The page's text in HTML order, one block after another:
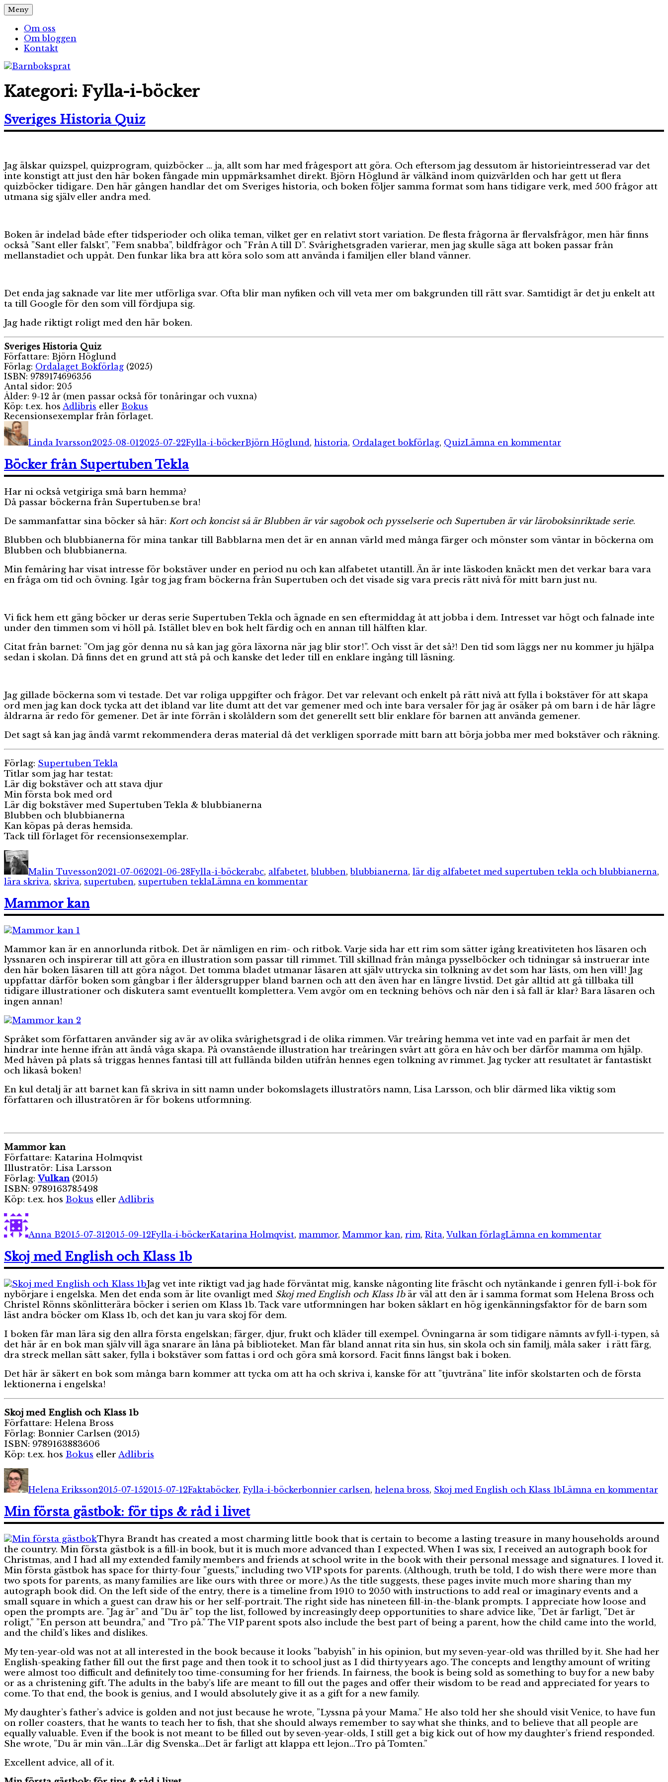
Hoppa
till
innehåll
Barnboksprat
– en blogg om barnböcker
Meny
Om oss
Om bloggen
Kontakt
Kategori: Fylla-i-böcker
Sveriges Historia Quiz
Jag älskar quizspel, quizprogram, quizböcker … ja, allt som har med frågesport att göra. Och eftersom jag dessutom är historieintresserad var det
inte konstigt att just den här boken fångade min uppmärksamhet direkt. Björn Höglund är välkänd inom quizvärlden och har gett ut flera
quizböcker tidigare. Den här gången handlar det om Sveriges historia, och boken följer samma format som hans tidigare verk, med 500 frågor att
utmana sig själv eller andra med.
Boken är indelad både efter tidsperioder och olika teman, vilket ger en relativt stort variation. De flesta frågorna är flervalsfrågor, men här finns
också ”Sant eller falskt”, ”Fem snabba”, bildfrågor och ”Från A till D”. Svårighetsgraden varierar, men jag skulle säga att boken passar från
mellanstadiet och uppåt. Den funkar lika bra att köra solo som att använda i familjen eller bland vänner.
Det enda jag saknade var lite mer utförliga svar. Ofta blir man nyfiken och vill veta mer om bakgrunden till rätt svar. Samtidigt är det ju enkelt att
ta till Google för den som vill fördjupa sig.
Jag hade riktigt roligt med den här boken.
Sveriges Historia Quiz
Författare: Björn Höglund
Förlag: Ordalaget Bokförlag (2025)
ISBN: 9789174696356
Antal sidor: 205
Ålder: 9-12 år (men passar också för tonåringar och vuxna)
Köp: t.ex. hos Adlibris eller Bokus
Recensionsexemplar från förlaget.
Linda Ivarsson2025-08-01 2025-07-22Fylla-i-böckerBjörn Höglund, historia, Ordalaget bokförlag, QuizLämna en kommentarHistoria
Böcker från Supertuben Tekla
Har ni också vetgiriga små barn hemma?
Då passar böckerna från Supertuben.se bra!
De sammanfattar sina böcker så här: Kort och koncist så är Blubben är vår sagobok och pysselserie och Supertuben är vår läroboksinriktade serie.
Blubben och blubbianerna för mina tankar till Babblarna men det är en annan värld med många färger och mönster som väntar in böckerna om
Blubben och blubbianerna.
Min femåring har visat intresse för bokstäver under en period nu och kan alfabetet utantill. Än är inte läskoden knäckt men det verkar bara vara
en fråga om tid och övning. Igår tog jag fram böckerna från Supertuben och det visade sig vara precis rätt nivå för mitt barn just nu.
Vi fick hem ett gäng böcker ur deras serie Supertuben Tekla och ägnade en sen eftermiddag åt att jobba i dem. Intresset var högt och falnade inte
under den timmen som vi höll på. Istället blev en bok helt färdig och en annan till hälften klar.
Citat från barnet: ”Om jag gör denna nu så kan jag göra läxorna när jag blir stor!”. Och visst är det så?! Den tid som läggs ner nu kommer ju hjälpa
sedan i skolan. Då finns det en grund att stå på och kanske det leder till en enklare ingång till läsning.
Jag gillade böckerna som vi testade. Det var roliga uppgifter och frågor. Det var relevant och enkelt på rätt nivå att fylla i bokstäver för att skapa
ord men jag kan dock tycka att det ibland var lite dumt att det var gemener med och inte bara versaler för jag är osäker på om barn i de här lägre
åldrarna är redo för gemener. Det är inte förrän i skolåldern som det generellt sett blir enklare för barnen att använda gemener.
Det sagt så kan jag ändå varmt rekommendera deras material då det verkligen sporrade mitt barn att börja jobba mer med bokstäver och räkning.
Förlag: Supertuben Tekla
Titlar som jag har testat:
Lär dig bokstäver och att stava djur
Min första bok med ord
Lär dig bokstäver med Supertuben Tekla & blubbianerna
Blubben och blubbianerna
Kan köpas på deras hemsida.
Tack till förlaget för recensionsexemplar.
Författare
Malin Tuvesson2021-07-062021-06-28Fylla-i-böckerabc, alfabetet,blubben,blubbianerna, lär dig alfabetet med supertuben tekla och blubbianerna,
lära skriva, skriva, supertuben, supertuben teklaLämna en kommentartill
Mammor kan
Mammor kan är en annorlunda ritbok. Det är nämligen en rim- och ritbok. Varje sida har ett rim som sätter igång kreativiteten hos läsaren och
lyssnaren och inspirerar till att göra en illustration som passar till rimmet. Till skillnad från många pysselböcker och tidningar så instruerar inte
den här boken läsaren till att göra något. Det tomma bladet utmanar läsaren att själv uttrycka sin tolkning av det som har lästs, om hen vill! Jag
uppfattar därför boken som gångbar i fler åldersgrupper bland barnen och att den även har en längre livstid. Det går alltid att gå tillbaka till
tidigare illustrationer och diskutera samt eventuellt komplettera. Vem avgör om en teckning behövs och när den i så fall är klar? Bara läsaren och
ingen annan!
Språket som författaren använder sig av är av olika svårighetsgrad i de olika rimmen. Vår treåring hemma vet inte vad en parfait är men det
hindrar inte henne ifrån att ändå våga skapa. På ovanstående illustration har treåringen svårt att göra en håv och ber därför mamma om hjälp.
Med håven på plats så triggas hennes fantasi till att fullända bilden utifrån hennes egen tolkning av rimmet. Jag tycker att resultatet är fantastiskt
och likaså boken!
En kul detalj är att barnet kan få skriva in sitt namn under bokomslagets illustratörs namn, Lisa Larsson, och blir därmed lika viktig som
författaren och illustratören är för bokens utformning.
Mammor kan
Författare: Katarina Holmqvist
Illustratör: Lisa Larsson
Förlag: Vulkan (2015)
ISBN: 9789163785498
Köp: t.ex. hos Bokus eller Adlibris
Författare
Anna B2015-07-312015-09-12Fylla-i-böckerKatarina Holmqvist, mammor, Mammor kan, rim, Rita, Vulkan förlagLämna en kommentarkan
Skoj med English och Klass 1b
Jag vet inte riktigt vad jag hade förväntat mig, kanske någonting lite fräscht och nytänkande i genren fyll-i-bok för
nybörjare i engelska. Men det enda som är lite ovanligt med Skoj med English och Klass 1bär väl att den är i samma format som Helena Bross och
Christel Rönns skönlitterära böcker i serien om Klass 1b. Tack vare utformningen har boken såklart en hög igenkänningsfaktor för de barn som
läst andra böcker om Klass 1b, och det kan ju vara skoj för dem.
I boken får man lära sig den allra första engelskan; färger, djur, frukt och kläder till exempel. Övningarna är som tidigare nämnts av fyll-i-typen, så
det här är en bok man själv vill äga snarare än låna på biblioteket. Man får bland annat rita sin hus, sin skola och sin familj, måla saker i rätt färg,
dra streck mellan sätt saker, fylla i bokstäver som fattas i ord och göra små korsord. Facit finns längst bak i boken.
Det här är säkert en bok som många barn kommer att tycka om att ha och skriva i, kanske för att ”tjuvträna” lite inför skolstarten och de första
lektionerna i engelska!
Skoj med English och Klass 1b
Författare: Helena Bross
Förlag: Bonnier Carlsen (2015)
ISBN: 9789163883606
Köp: t.ex. hos Bokus eller Adlibris
Författare
Helena Eriksson2015-07-152015-07-12Faktaböcker, Fylla-i-böckerbonnier carlsen, helena bross, Skoj med English och Klass 1bLämna en kommentar
1b
Min första gästbok: för tips & råd i livet
Thyra Brandt has created a most charming little book that is certain to become a lasting treasure in many households around
the country. Min första gästbok is a fill-in book, but it is much more advanced than I expected. When I was six, I received an autograph book for
Christmas, and I had all my extended family members and friends at school write in the book with their personal message and signatures. I loved it.
Min första gästbok has space for thirty-four ”guests,” including two VIP spots for parents. (Although, truth be told, I do wish there were more than
two spots for parents, as many families are like ours with three or more.) As the title suggests, these pages invite much more sharing than my
autograph book did. On the left side of the entry, there is a timeline from 1910 to 2050 with instructions to add real or imaginary events and a
small square in which a guest can draw his or her self-portrait. The right side has nineteen fill-in-the-blank prompts. I appreciate how loose and
open the prompts are. ”Jag är” and ”Du är” top the list, followed by increasingly deep opportunities to share advice like, ”Det är farligt, ”Det är
roligt,” ”En person att beundra,” and ”Tro på.” The VIP parent spots also include the best part of being a parent, how the child came into the world,
and the child’s likes and dislikes.
My ten-year-old was not at all interested in the book because it looks ”babyish” in his opinion, but my seven-year-old was thrilled by it. She had her
English-speaking father fill out the first page and then took it to school just as I did thirty years ago. The concepts and lengthy amount of writing
were almost too difficult and definitely too time-consuming for her friends. In fairness, the book is being sold as something to buy for a new baby
or as a christening gift. The adults in the baby’s life are meant to fill out the pages and offer their wisdom to be read and appreciated for years to
come. To that end, the book is genius, and I would absolutely give it as a gift for a new family.
My daughter’s father’s advice is golden and not just because he wrote, ”Lyssna på your Mama.” He also told her she should visit Venice, to have fun
on roller coasters, that he wants to teach her to fish, that she should always remember to say what she thinks, and to believe that all people are
equally valuable. Even if the book is not meant to be filled out by seven-year-olds, I still get a big kick out of how my daughter’s friend responded.
She wrote, ”Du är min vän…Lär dig Svenska…Det är farligt att klappa ett lejon…Tro på Tomten.”
Excellent advice, all of it.